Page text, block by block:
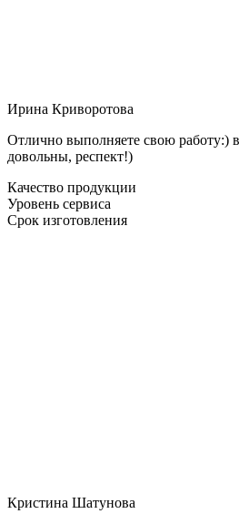
Ирина Криворотова
Отлично выполняете свою работу:)
довольны, респект!)
Качество продукции
Уровень сервиса
Срок изготовления
Кристина Шатунова